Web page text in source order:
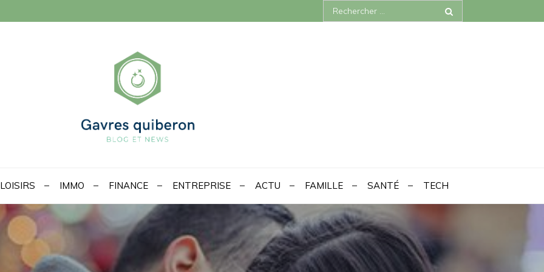
Search
for:
LOISIRS IMMO FINANCE ENTREPRISE ACTU FAMILLE SANTÉ TECH